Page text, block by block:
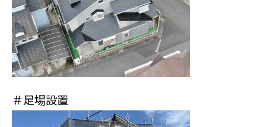
＃足場設置